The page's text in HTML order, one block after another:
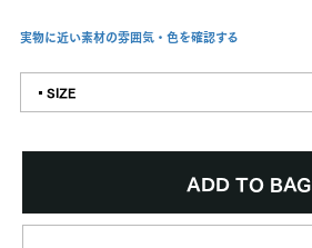
実物に近い素材の雰囲気・色を確認する
▪︎SIZE
ADD TO BAG